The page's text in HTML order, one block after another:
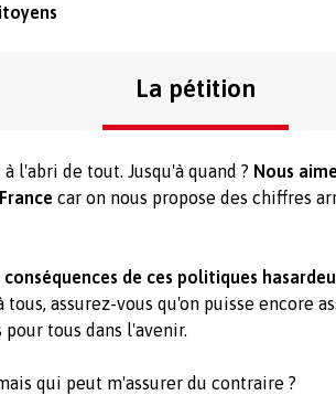
La pétition
l'abri de tout. Jusqu'à quand ? Nous
car on nous propose des chiffres
de ces politiques
tous, assurez-vous qu'on puisse encore
tous dans l'avenir.
qui peut m'assurer du contraire ?